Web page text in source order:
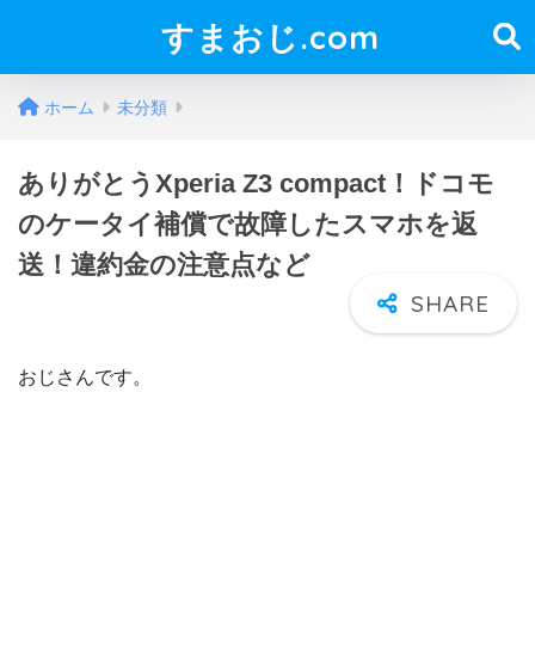
すまおじ.com
ホーム 未分類
ありがとうXperia Z3 compact！ドコモ
のケータイ補償で故障したスマホを返
送！違約金の注意点など
おじさんです。